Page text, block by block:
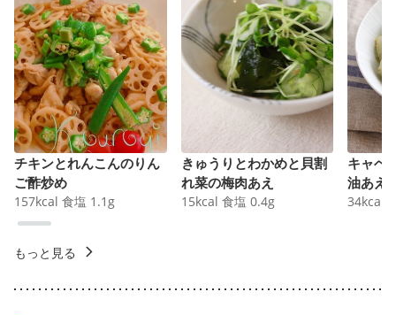
チキンとれんこんのりん
ご酢炒め
157kcal 食塩 1.1 g
きゅうりとわかめと貝割
れ菜の梅肉あえ
15kcal 食塩 0.4g
キャベ
油あえ
34kcal
もっと見る